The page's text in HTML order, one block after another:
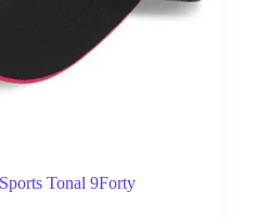
Tonal 9Forty